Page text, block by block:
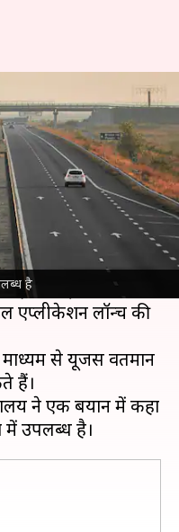
है
ऐप का क्या
pm
को व्यापक जानकारी
निवारण करने के लिए
(NHAI) ने
एप्लीकेशन लॉन्च की
से यूजर्स वर्तमान
हैं।
ने एक बयान में कहा